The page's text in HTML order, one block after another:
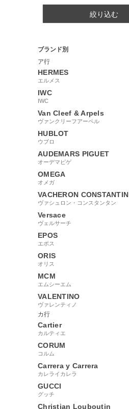
絞り込む
ブランド別
ア行
HERMES
エルメス
IWC
IWC
Van Cleef & Arpels
ヴァンクリーフアーペル
HUBLOT
ウブロ
AUDEMARS PIGUET
オーデマピゲ
OMEGA
オメガ
VACHERON CONSTANTIN
ヴァシュロン・コンスタンタン
Versace
ヴェルサーチ
EPOS
エポス
ORIS
オリス
MCM
エムシーエム
VALENTINO
ヴァレンティノ
カ行
Cartier
カルティエ
CORUM
コルム
Carrera y Carrera
カレライカレラ
GUCCI
グッチ
Christian Louboutin